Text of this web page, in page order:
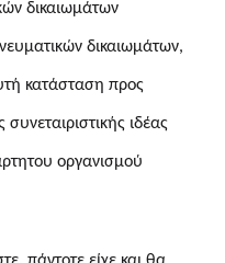
δικαιωμάτων
δικαιωμάτων,
κατάσταση προς
ιδέας
οργανισμού